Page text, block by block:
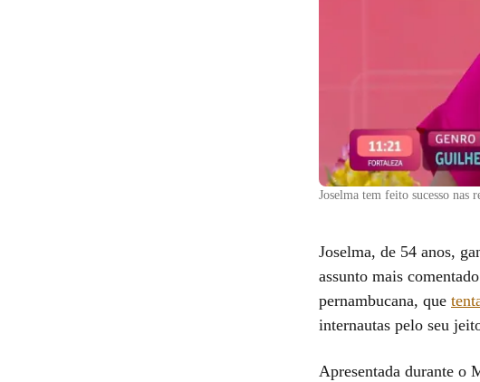
Joselma tem feito sucesso nas
Joselma, de 54 anos,
assunto mais
pernambucana, que
internautas pelo seu
Apresentada durante o